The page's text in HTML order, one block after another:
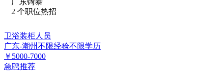
广东锜泰
2 个职位热招
卫浴装柜人员
广东-潮州不限经验不限学历
￥5000-7000
急聘推荐